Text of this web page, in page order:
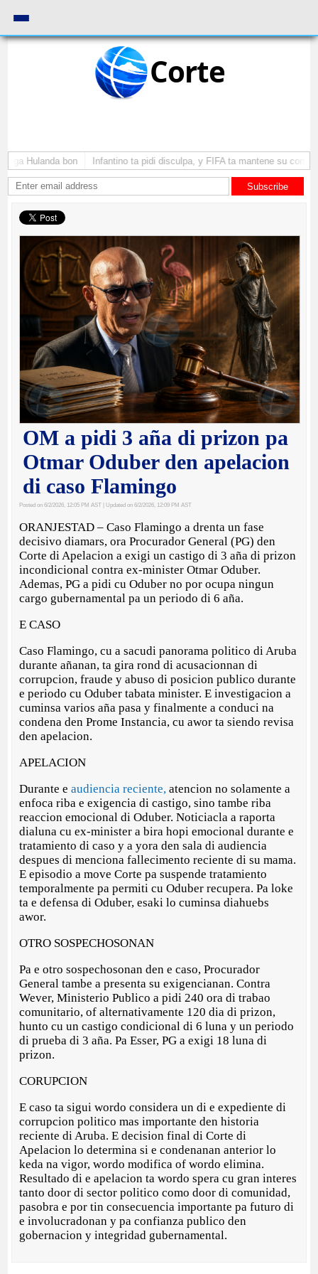
Corte
Hulanda bon Infantino ta pidi disculpa, y FIFA ta mantene su como
Subscribe
OM a pidi 3 aña di prizon pa
Otmar Oduber den apelacion
di caso Flamingo
Posted on 6/2/2026, 12:05 PM AST | Updated on 6/2/2026, 12:09 PM AST
ORANJESTAD – Caso Flamingo a drenta un fase
decisivo diamars, ora Procurador General (PG) den
Corte di Apelacion a exigi un castigo di 3 aña di prizon
incondicional contra ex-minister Otmar Oduber.
Ademas, PG a pidi cu Oduber no por ocupa ningun
cargo gubernamental pa un periodo di 6 aña.
E CASO
Caso Flamingo, cu a sacudi panorama politico di Aruba
durante añanan, ta gira rond di acusacionnan di
corrupcion, fraude y abuso di posicion publico durante
e periodo cu Oduber tabata minister. E investigacion a
cuminsa varios aña pasa y finalmente a conduci na
condena den Prome Instancia, cu awor ta siendo revisa
den apelacion.
APELACION
Durante eaudiencia reciente, atencion no solamente a
enfoca riba e exigencia di castigo, sino tambe riba
reaccion emocional di Oduber. Noticiacla a raporta
dialuna cu ex-minister a bira hopi emocional durante e
tratamiento di caso y a yora den sala di audiencia
despues di menciona fallecimento reciente di su mama.
E episodio a move Corte pa suspende tratamiento
temporalmente pa permiti cu Oduber recupera. Pa loke
ta e defensa di Oduber, esaki lo cuminsa diahuebs
awor.
OTRO SOSPECHOSONAN
Pa e otro sospechosonan den e caso, Procurador
General tambe a presenta su exigencianan. Contra
Wever, Ministerio Publico a pidi 240 ora di trabao
comunitario, of alternativamente 120 dia di prizon,
hunto cu un castigo condicional di 6 luna y un periodo
di prueba di 3 aña. Pa Esser, PG a exigi 18 luna di
prizon.
CORUPCION
E caso ta sigui wordo considera un di e expediente di
corrupcion politico mas importante den historia
reciente di Aruba. E decision final di Corte di
Apelacion lo determina si e condenanan anterior lo
keda na vigor, wordo modifica of wordo elimina.
Resultado di e apelacion ta wordo spera cu gran interes
tanto door di sector politico como door di comunidad,
pasobra e por tin consecuencia importante pa futuro di
e involucradonan y pa confianza publico den
gobernacion y integridad gubernamental.